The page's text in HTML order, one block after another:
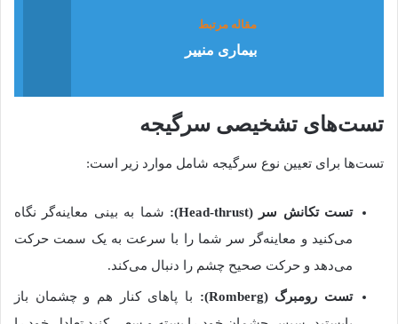
مقاله مرتبط
بیماری منییر
تست‌های تشخیصی سرگیجه
تست‌ها برای تعیین نوع سرگیجه شامل موارد زیر است:
تستتکانش سر (
Head-thrust):
شما به بینی معاینه‌گر نگاه
می‌کنید و معاینه‌گر سر شما را با سرعت به یک سمت حرکت
می‌دهد و حرکت صحیح چشم را دنبال می‌کند.
تست رومبرگ (Romberg):
با پاهای کنار هم و چشمان باز